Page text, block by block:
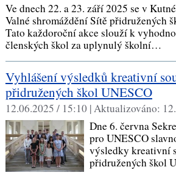
Ve dnech 22. a 23. září 2025 se v
Valné shromáždění Sítě přidružených
Tato každoroční akce slouží k
členských škol za uplynulý školní…
Vyhlášení výsledků kreativní
přidružených škol UNESCO
12.06.2025 / 15:10 |Aktualizováno:
Dne 6. června
pro UNESCO
výsledky kreativní
přidružených škol